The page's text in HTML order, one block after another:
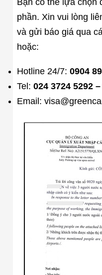
phần. Xin vui lòng
và gửi báo giá qua
hoặc:
Hotline 24/7: 0904
Tel: 024 3724 5292
Email: